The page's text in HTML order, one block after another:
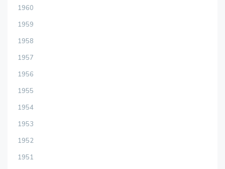
1960
1959
1958
1957
1956
1955
1954
1953
1952
1951